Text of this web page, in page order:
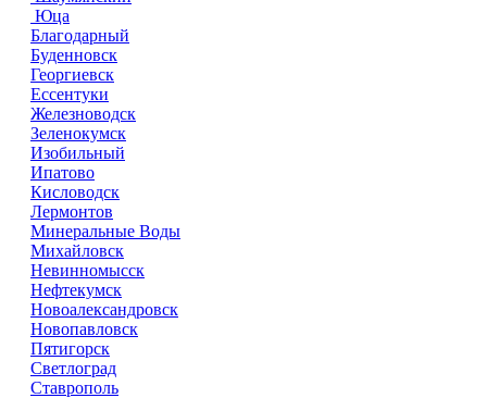
Юца
Благодарный
Буденновск
Георгиевск
Ессентуки
Железноводск
Зеленокумск
Изобильный
Ипатово
Кисловодск
Лермонтов
Минеральные Воды
Михайловск
Невинномысск
Нефтекумск
Новоалександровск
Новопавловск
Пятигорск
Светлоград
Ставрополь